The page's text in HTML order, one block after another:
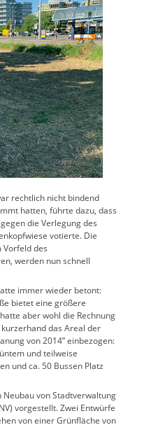
rechtlich nicht bindend
hatten, führte dazu, dass
die Verlegung des
votierte. Die
Vorfeld des
werden nun schnell
immer wieder betont:
bietet eine größere
aber wohl die Rechnung
das Areal der
von 2014” einbezogen:
und teilweise
und ca. 50 Bussen Platz
Neubau von Stadtverwaltung
vorgestellt. Zwei Entwürfe
von einer Grünfläche von